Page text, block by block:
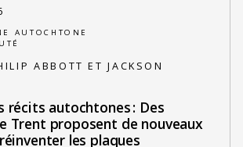
AUTOCHTONE
ABBOTT ET JACKSON
récits autochtones : Des
Trent proposent de nouveaux
les plaques